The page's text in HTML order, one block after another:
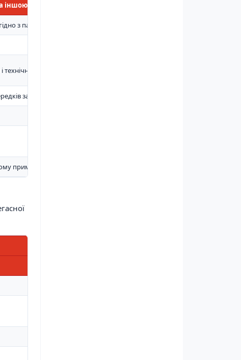
оргтехнікою
з паспортом виробу
рідин
займання
приміщенні